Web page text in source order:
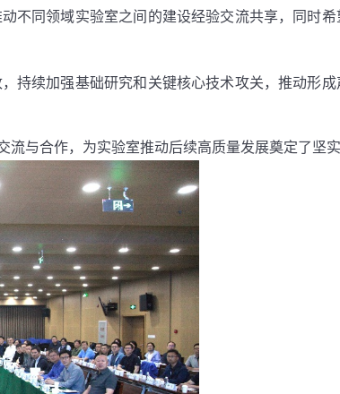
不同领域实验室之间的建设经验交流共享，同时
持续加强基础研究和关键核心技术攻关，推动形
与合作，为实验室推动后续高质量发展奠定了坚实